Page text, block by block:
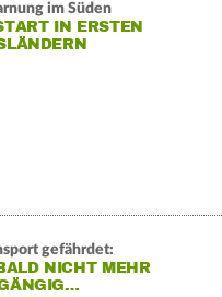
im Süden
IN ERSTEN
gefährdet:
NICHT MEHR